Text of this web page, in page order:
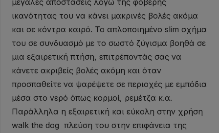
μεγάλες αποστάσεις λόγω της φοβερής
ικανότητας του να κάνει μακρινές βολές ακόμα
και σε κόντρα καιρό. Το απλοποιημένο slim σχήμα
του σε συνδυασμό με το σωστό ζύγισμα βοηθά σε
μια εξαιρετική πτήση, επιτρέποντάς σας να
κάνετε ακριβείς βολές ακόμη και όταν
προσπαθείτε να ψαρέψετε σε περιοχές με εμπόδια
μέσα στο νερό όπως κορμοί, ρεμέτζα κ.α.
Παράλληλα η εξαιρετική και εύκολη στην χρήση
walk the dog πλεύση του στην επιφάνεια της